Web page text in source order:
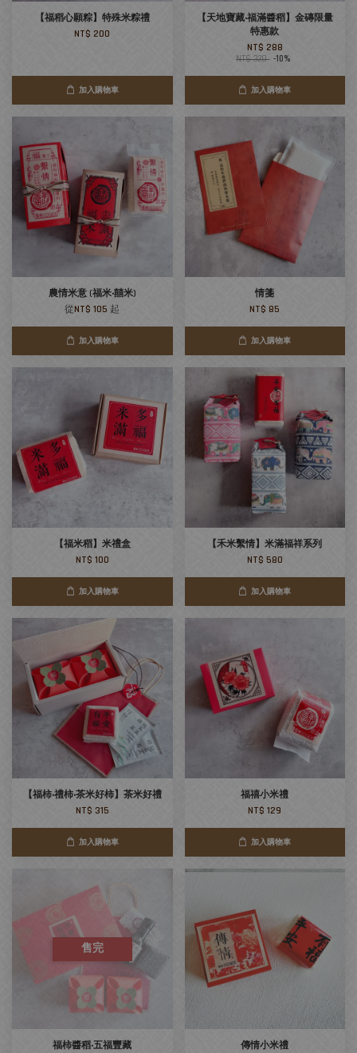
【福稻心願粽】特殊米粽禮
NT$ 200
加入購物車
【天地寶藏‧福滿醬稻】金磚限量
特惠款
NT$ 288
NT$ 320 -10%
加入購物車
農情米意 (福米‧囍米)
從NT$ 105 起
加入購物車
情箋
NT$ 85
加入購物車
【福米稻】米禮盒
NT$ 100
加入購物車
【禾米繫情】米滿福祥系列
NT$ 580
加入購物車
【福柿‧禮柿‧茶米好柿】茶米好禮
NT$ 315
加入購物車
福禧小米禮
NT$ 129
加入購物車
售完
福柿醬稻‧五福豐藏
傳情小米禮